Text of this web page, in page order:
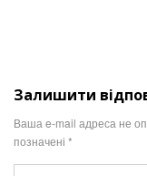
Залишити
Ваша e-mail адреса не
позначені *